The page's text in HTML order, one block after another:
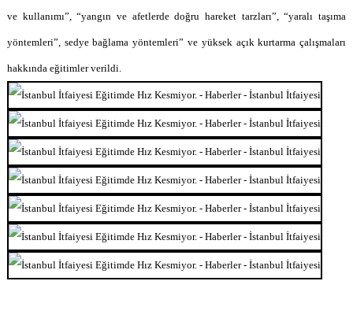
ve kullanımı”, “yangın ve afetlerde doğru hareket tarzları”, “yaralı taşıma
yöntemleri”, sedye bağlama yöntemleri” ve yüksek açık kurtarma çalışmaları
hakkında eğitimler verildi.